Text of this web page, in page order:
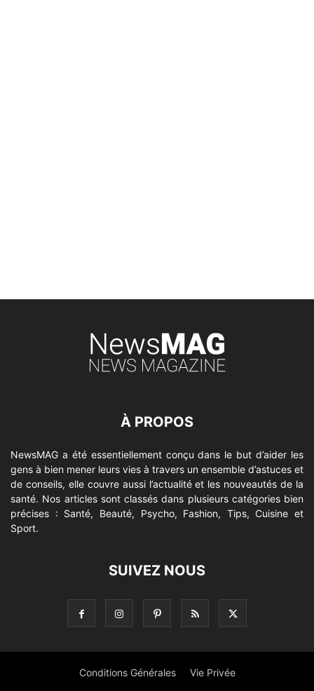
À PROPOS
NewsMAG a été essentiellement conçu dans le but d’aider les
gens à bien mener leurs vies à travers un ensemble d’astuces et
de conseils, elle couvre aussi l’actualité et les nouveautés de la
santé. Nos articles sont classés dans plusieurs catégories bien
précises : Santé, Beauté, Psycho, Fashion, Tips, Cuisine et
Sport.
SUIVEZ NOUS
Conditions Générales Vie Privée